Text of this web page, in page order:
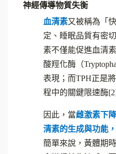
神經傳導物質失衡
血清素又被稱為「
定、睡眠品質有密
素不僅能促進血清
酸羥化酶（
表現；而TPH正是
程中的關鍵限速酶
因此，當雌激素下
清素的生成與功能
簡單來說，黃體期